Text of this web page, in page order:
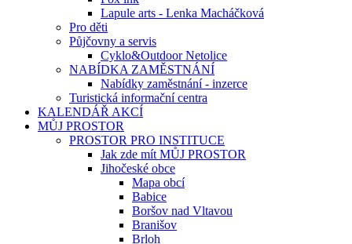
Lapule arts - Lenka Macháčková
Pro děti
Půjčovny a servis
Cyklo&Outdoor Netolice
NABÍDKA ZAMĚSTNÁNÍ
Nabídky zaměstnání - inzerce
Turistická informační centra
KALENDÁŘ AKCÍ
MŮJ PROSTOR
PROSTOR PRO INSTITUCE
Jak zde mít MŮJ PROSTOR
Jihočeské obce
Mapa obcí
Babice
Boršov nad Vltavou
Branišov
Brloh